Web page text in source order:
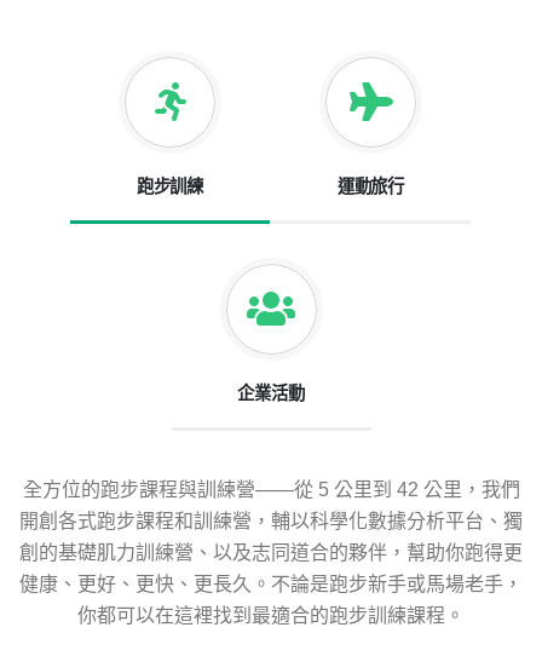
跑步訓練 運動旅行
企業活動
全方位的跑步課程與訓練營——從 5 公里到 42 公里，我們
開創各式跑步課程和訓練營，輔以科學化數據分析平台、獨
創的基礎肌力訓練營、以及志同道合的夥伴，幫助你跑得更
健康、更好、更快、更長久。不論是跑步新手或馬場老手，
你都可以在這裡找到最適合的跑步訓練課程。